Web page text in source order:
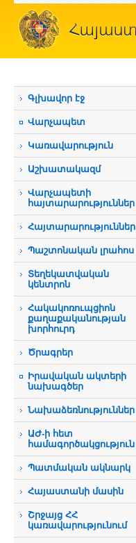
Գլխավոր էջ
Վարչապետ
Կառավարություն
Աշխատակազմ
Վարչապետի
հայտարարություններ
Հայտարարություններ
Պաշտոնական լրահոս
Տեղեկատվական
կենտրոն
Հակակոռուպցիոն
քաղաքականության
խորհուրդ
Ծրագրեր
Իրավական ակտերի
նախագծեր
Նախաձեռնություններ
ԱԺ-ի հետ
համագործակցություն
Պատմական ակնարկ
Հայաստանի մասին
Շրջայց ՀՀ
կառավարությունում